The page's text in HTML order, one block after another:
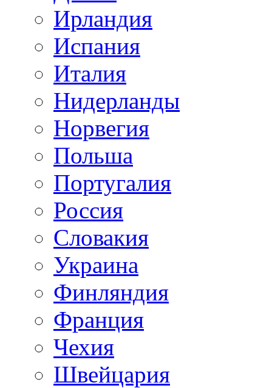
Ирландия
Испания
Италия
Нидерланды
Норвегия
Польша
Португалия
Россия
Словакия
Украина
Финляндия
Франция
Чехия
Швейцария